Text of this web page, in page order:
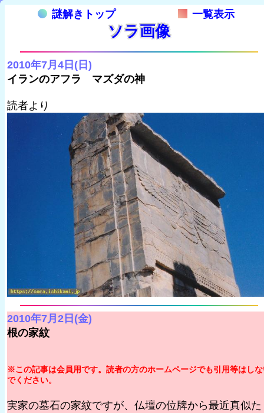
謎解きトップ 一覧表示
ソラ画像
2010年7月4日(日)
イランのアフラ マズダの神
読者より
2010年7月2日(金)
根の家紋
※この記事は会員用です。読者の方のホームページでも引用等はし
でください。
実家の墓石の家紋ですが、仏壇の位牌から最近真似た